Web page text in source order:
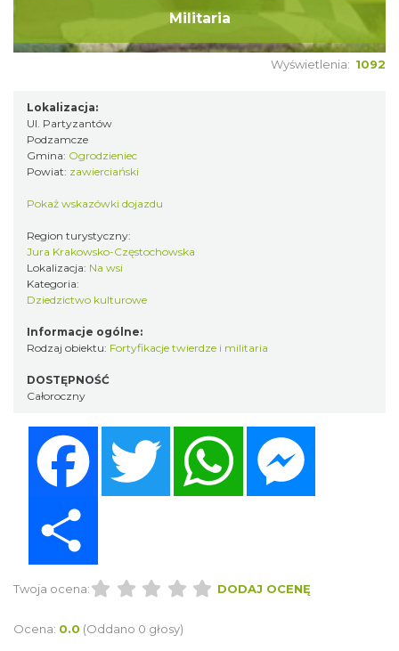
Militaria
Wyświetlenia: 1092
Lokalizacja:
Ul. Partyzantów
Podzamcze
Gmina: Ogrodzieniec
Powiat: zawierciański
Pokaż wskazówki dojazdu
Region turystyczny:
Jura Krakowsko-Częstochowska
Lokalizacja: Na wsi
Kategoria:
Dziedzictwo kulturowe
Informacje ogólne:
Rodzaj obiektu: Fortyfikacje twierdze i militaria
DOSTĘPNOŚĆ
Całoroczny
Twitter WhatsApp
Twoja ocena: DODAJ OCENĘ
Ocena: 0.0 (Oddano 0 głosy)